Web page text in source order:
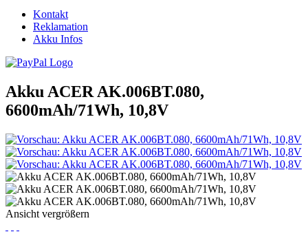
Kontakt
Reklamation
Akku Infos
Akku ACER AK.006BT.080,
6600mAh/71Wh, 10,8V
Ansicht vergrößern